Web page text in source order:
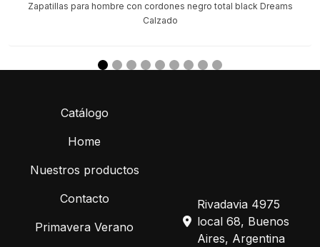
Zapatillas para hombre con cordones negro total black Dreams
Calzado
Catálogo
Home
Nuestros productos
Contacto
Primavera Verano
Rivadavia 4975
local 68, Buenos
Aires, Argentina